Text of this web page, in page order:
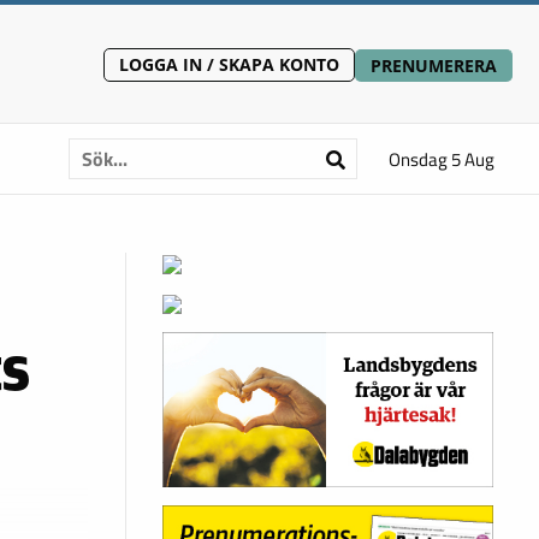
LOGGA IN / SKAPA KONTO PRENUMERERA
Onsdag 5 Aug